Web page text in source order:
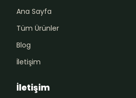
Ana Sayfa
Tüm Ürünler
Blog
İletişim
İletişim